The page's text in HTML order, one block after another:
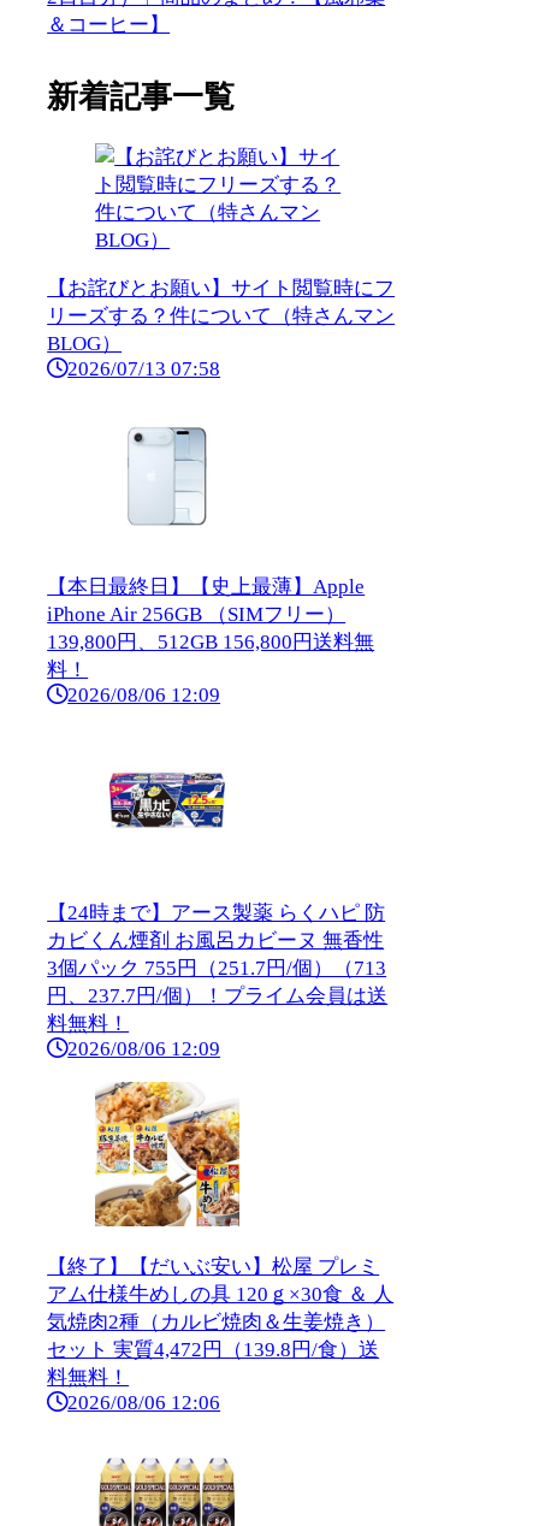
＆コーヒー】
新着記事一覧
【お詫びとお願い】サイト閲覧時にフ
リーズする？件について（特さんマン
BLOG）
2026/07/13 07:58
【本日最終日】【史上最薄】Apple
iPhone Air 256GB （SIMフリー）
139,800円、512GB 156,800円送料無
料！
2026/08/06 12:09
【24時まで】アース製薬 らくハピ 防
カビくん煙剤 お風呂カビーヌ 無香性
3個パック 755円（251.7円/個）（713
円、237.7円/個）！プライム会員は送
料無料！
2026/08/06 12:09
【終了】【だいぶ安い】松屋 プレミ
アム仕様牛めしの具 120ｇ×30食 ＆ 人
気焼肉2種（カルビ焼肉＆生姜焼き）
セット 実質4,472円（139.8円/食）送
料無料！
2026/08/06 12:06